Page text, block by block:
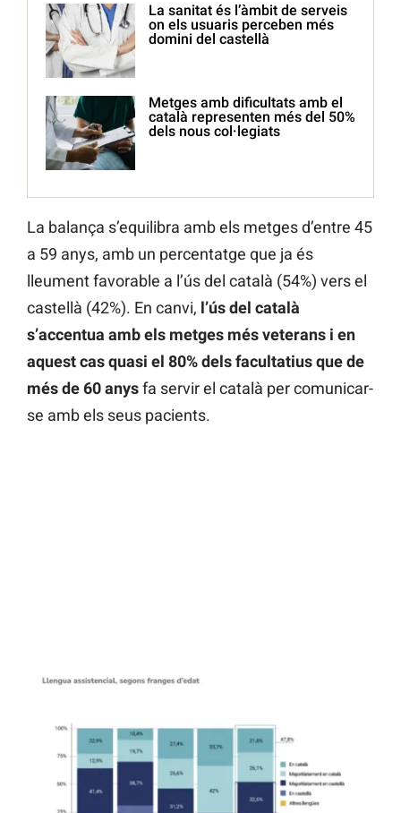
La sanitat és l’àmbit de serveis
on els usuaris perceben més
domini del castellà
Metges amb dificultats amb el
català representen més del 50%
dels nous col·legiats
La balança s’equilibra amb els metges d’entre 45
a 59 anys, amb un percentatge que ja és
lleument favorable a l’ús del català (54%) vers el
castellà (42%). En canvi, l’ús del català
s’accentua amb els metges més veterans i en
aquest cas quasi el 80% dels facultatius que de
més de 60 anysfa servir el català per comunicar-
se amb els seus pacients.